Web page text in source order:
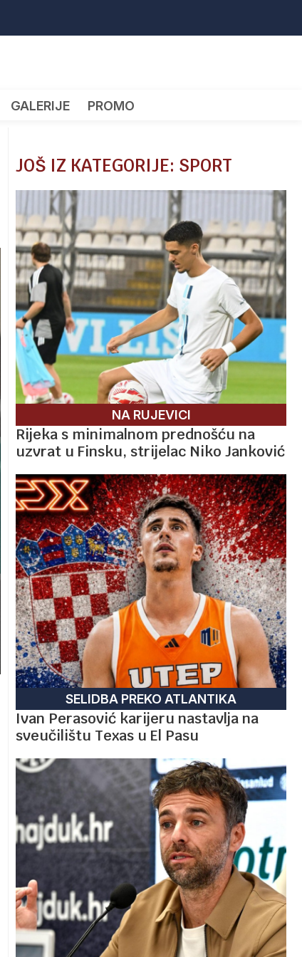
GALERIJE PROMO
JOŠ IZ KATEGORIJE: SPORT
NA RUJEVICI
Rijeka s minimalnom prednošću na
uzvrat u Finsku, strijelac Niko Janković
SELIDBA PREKO ATLANTIKA
Ivan Perasović karijeru nastavlja na
sveučilištu Texas u El Pasu